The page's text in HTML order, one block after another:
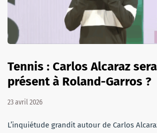
Tennis : Carlos Alcaraz
présent à Roland-Garros ?
23 avril 2026
L’inquiétude grandit autour de Carlos